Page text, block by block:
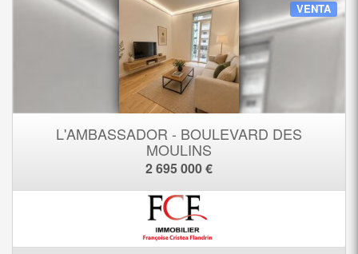
VENTA
L'AMBASSADOR - BOULEVARD DES
MOULINS
2 695 000 €